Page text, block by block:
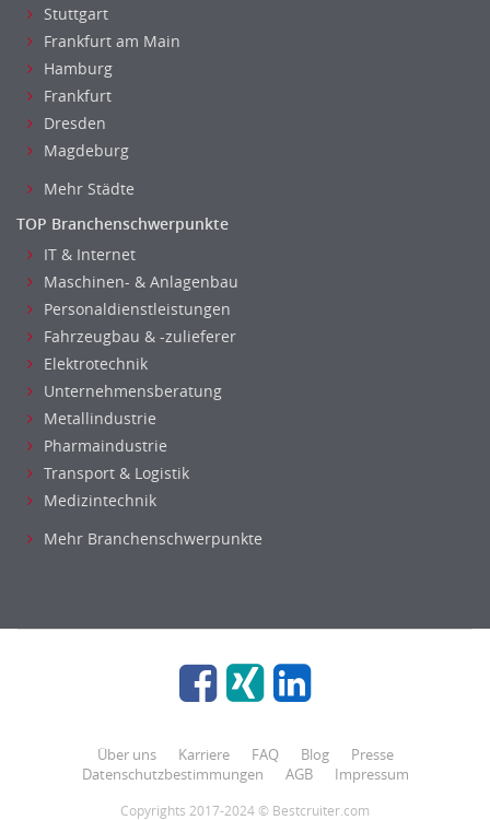
Stuttgart
Frankfurt am Main
Hamburg
Frankfurt
Dresden
Magdeburg
Mehr Städte
TOP Branchenschwerpunkte
IT & Internet
Maschinen- & Anlagenbau
Personaldienstleistungen
Fahrzeugbau & -zulieferer
Elektrotechnik
Unternehmensberatung
Metallindustrie
Pharmaindustrie
Transport & Logistik
Medizintechnik
Mehr Branchenschwerpunkte
Über uns Karriere FAQ Blog
Presse
Datenschutzbestimmungen
AGB Impressum
Copyrights 2017-2024 © Bestcruiter.com